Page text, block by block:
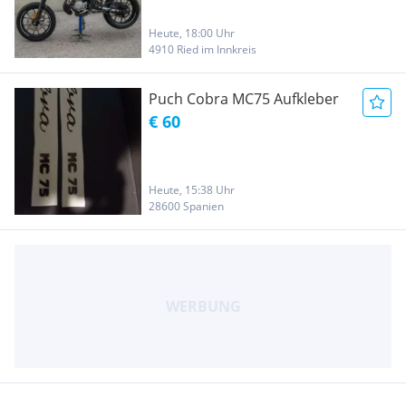
Heute, 18:00 Uhr
4910 Ried im Innkreis
Puch Cobra MC75 Aufkleber
€ 60
Heute, 15:38 Uhr
28600 Spanien